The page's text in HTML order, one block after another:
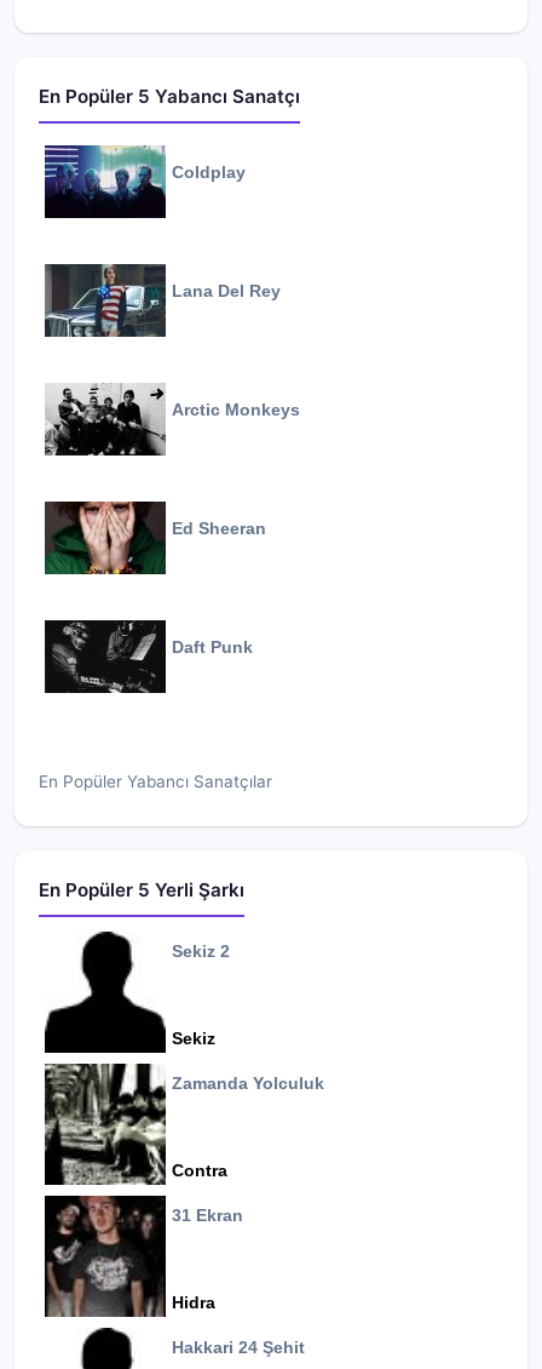
En Popüler 5 Yabancı Sanatçı
Coldplay
Lana Del Rey
Arctic Monkeys
Ed Sheeran
Daft Punk
En Popüler Yabancı Sanatçılar
En Popüler 5 Yerli Şarkı
Sekiz 2
Sekiz
Zamanda Yolculuk
Contra
31 Ekran
Hidra
Hakkari 24 Şehit